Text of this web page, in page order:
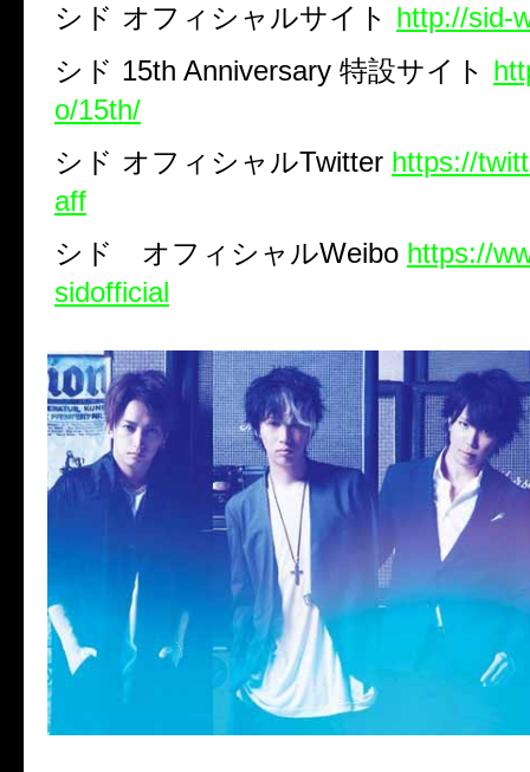
シド オフィシャルサイト http://sid-
シド 15th Anniversary 特設サイト
o/15th/
シド オフィシャルTwitter https://
aff
シド オフィシャルWeibo https://
sidofficial